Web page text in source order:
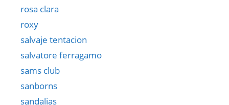
rosa clara
roxy
salvaje tentacion
salvatore ferragamo
sams club
sanborns
sandalias